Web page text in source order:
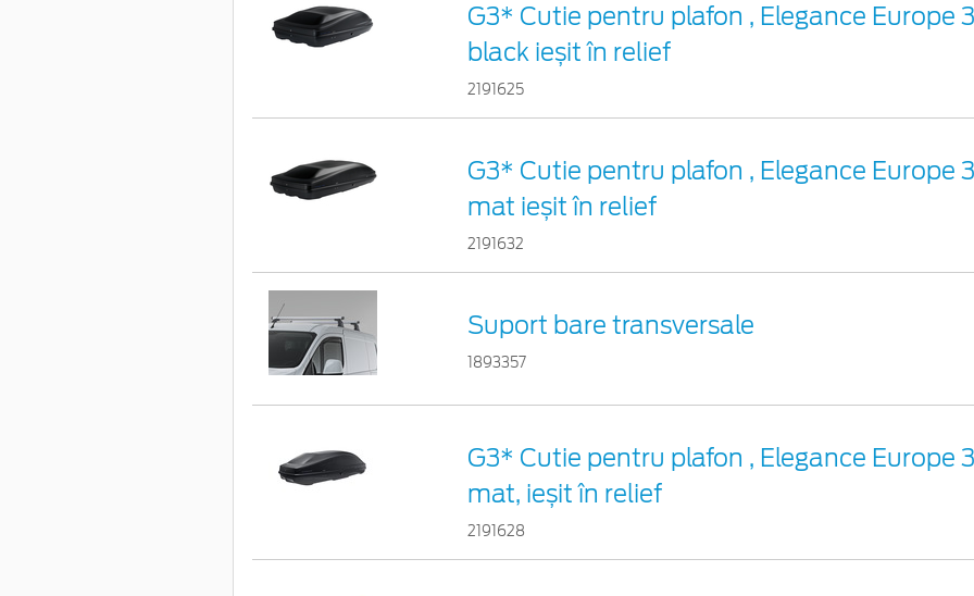
G3* Cutie pentru plafon , Elegance Europe
black ieșit în relief
2191625
G3* Cutie pentru plafon , Elegance Europe
mat ieșit în relief
2191632
Suport bare transversale
1893357
G3* Cutie pentru plafon , Elegance Europe
mat, ieșit în relief
2191628